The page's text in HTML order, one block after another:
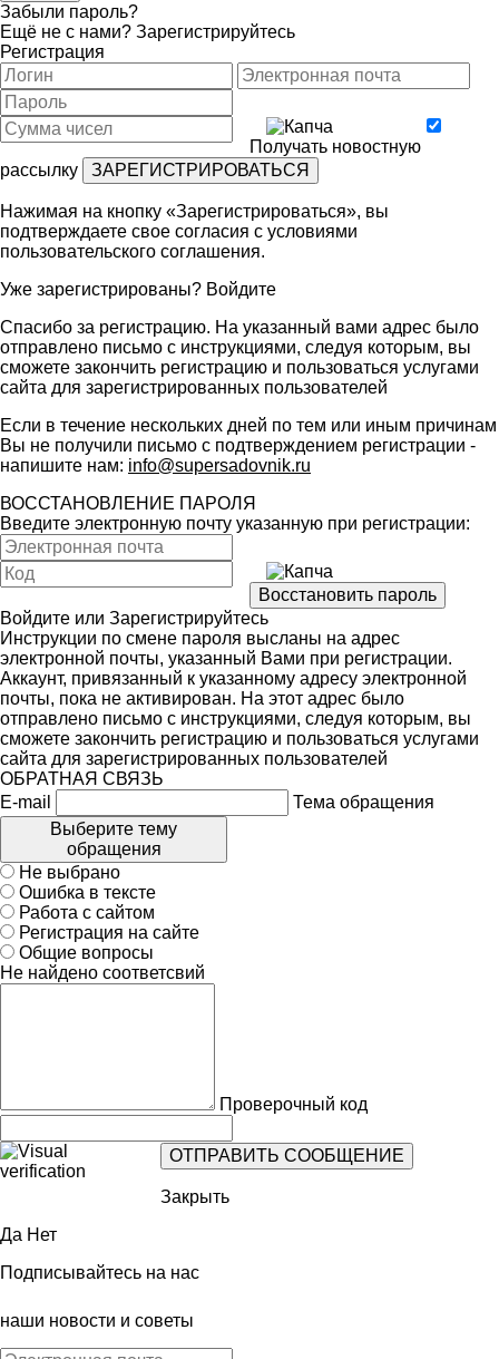
Забыли пароль?
Ещё не с нами? Зарегистрируйтесь
Регистрация
Получать новостную
рассылку
Нажимая на кнопку «Зарегистрироваться», вы
подтверждаете свое согласия с условиями
пользовательского соглашения.
Уже зарегистрированы? Войдите
Спасибо за регистрацию. На указанный вами адрес было
отправлено письмо с инструкциями, следуя которым, вы
сможете закончить регистрацию и пользоваться услугами
сайта для зарегистрированных пользователей
Если в течение нескольких дней по тем или иным причинам
Вы не получили письмо с подтверждением регистрации -
напишите нам: info@supersadovnik.ru
ВОССТАНОВЛЕНИЕ ПАРОЛЯ
Введите электронную почту указанную при регистрации:
Войдите или Зарегистрируйтесь
Инструкции по смене пароля высланы на адрес
электронной почты, указанный Вами при регистрации.
Аккаунт, привязанный к указанному адресу электронной
почты, пока не активирован. На этот адрес было
отправлено письмо с инструкциями, следуя которым, вы
сможете закончить регистрацию и пользоваться услугами
сайта для зарегистрированных пользователей
ОБРАТНАЯ СВЯЗЬ
E-mail
Тема обращения
Выберите тему
обращения
Не выбрано
Ошибка в тексте
Работа с сайтом
Регистрация на сайте
Общие вопросы
Не найдено соответсвий
Проверочный код
Закрыть
Да Нет
Подписывайтесь на нас
наши новости и советы